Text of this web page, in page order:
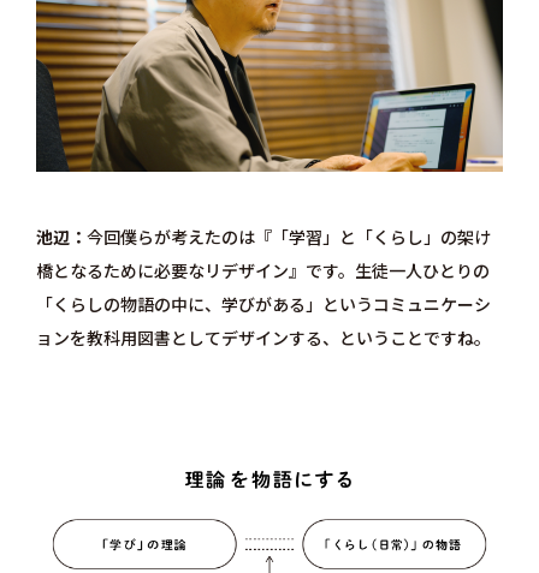
池辺
今回僕らが考えたのは『「学習」と「くらし」の架け
橋となるために必要なリデザイン』です。生徒一人ひとりの
「くらしの物語の中に、学びがある」というコミュニケーシ
ョンを教科用図書としてデザインする、ということですね。